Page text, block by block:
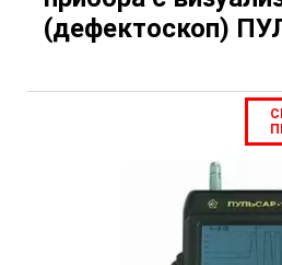
(дефектоскоп)